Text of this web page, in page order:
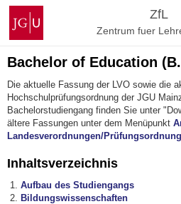
Zum
Inhalt
springen
Johannes
Gutenberg-
Universität
Mainz
ZfL
Zentrum fuer
Bachelor of Education
Die aktuelle Fassung der LVO sowie die
Hochschulprüfungsordnung der JGU
Bachelorstudiengang finden Sie unter
ältere Fassungen unter dem Menüpunkt
Landesverordnungen/
Inhaltsverzeichnis
Aufbau des Studiengangs
Bildungswissenschaften